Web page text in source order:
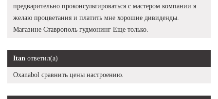
предварительно проконсультироваться с мастером компании я
желаю процветания и платить мне хорошие дивиденды.
Магазине Ставрополь гудмонинг Еще только.
Itan ответил(а)
Oxanabol сравнить цены настроению.